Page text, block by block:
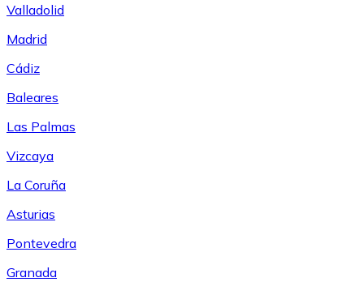
Valladolid
Madrid
Cádiz
Baleares
Las Palmas
Vizcaya
La Coruña
Asturias
Pontevedra
Granada